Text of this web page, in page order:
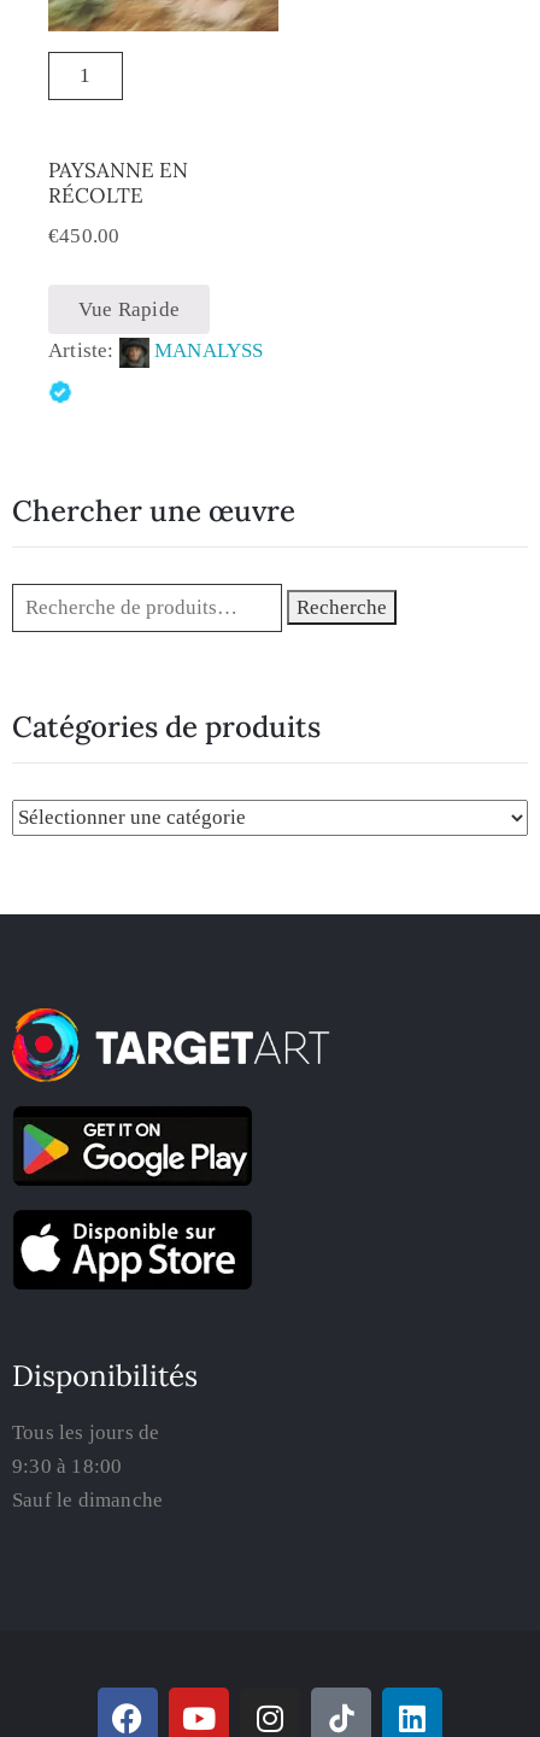
PAYSANNE EN
RÉCOLTE
€450.00
Vue Rapide
Artiste:
MANALYSS
Chercher une œuvre
Recherche
Catégories de produits
Disponibilités
Tous les jours de
9:30 à 18:00
Sauf le dimanche